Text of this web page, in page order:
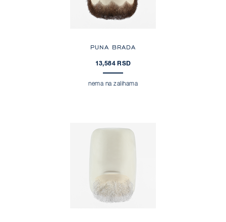
PUNA BRADA
13,584 RSD
nema na zalihama